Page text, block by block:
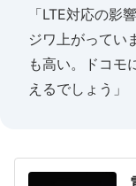
「LTE対応の影
ジワ上がってい
も高い。ドコモ
えるでしょう」